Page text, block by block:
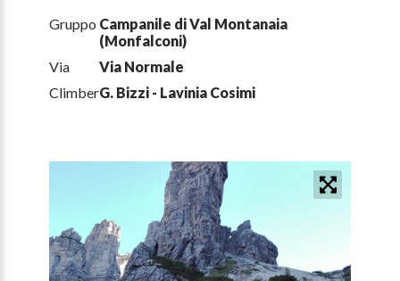
Gruppo Campanile di Val Montanaia
(Monfalconi)
Via
Via Normale
ClimberG. Bizzi - Lavinia Cosimi